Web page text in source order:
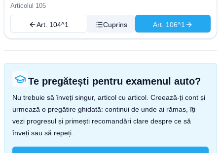
Articolul 105
Art. 104^1 Cuprins Art. 106^1
Te pregătești pentru examenul auto?
Nu trebuie să înveți singur, articol cu articol. Creează-ți cont și
urmează o pregătire ghidată: continui de unde ai rămas, îți
vezi progresul și primești recomandări clare despre ce să
înveți sau să repeți.